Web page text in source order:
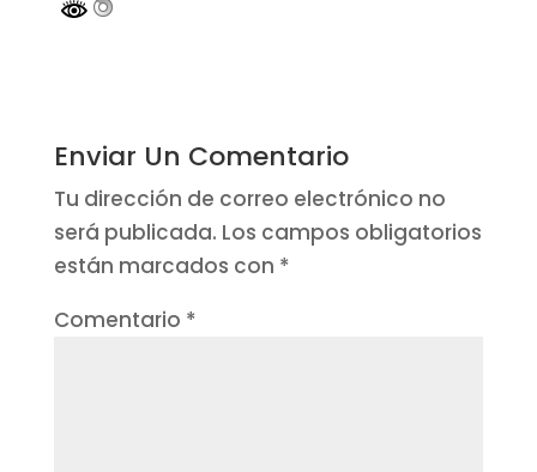
Enviar Un Comentario
Tu dirección de correo electrónico no
será publicada. Los campos obligatorios
están marcados con *
Comentario *